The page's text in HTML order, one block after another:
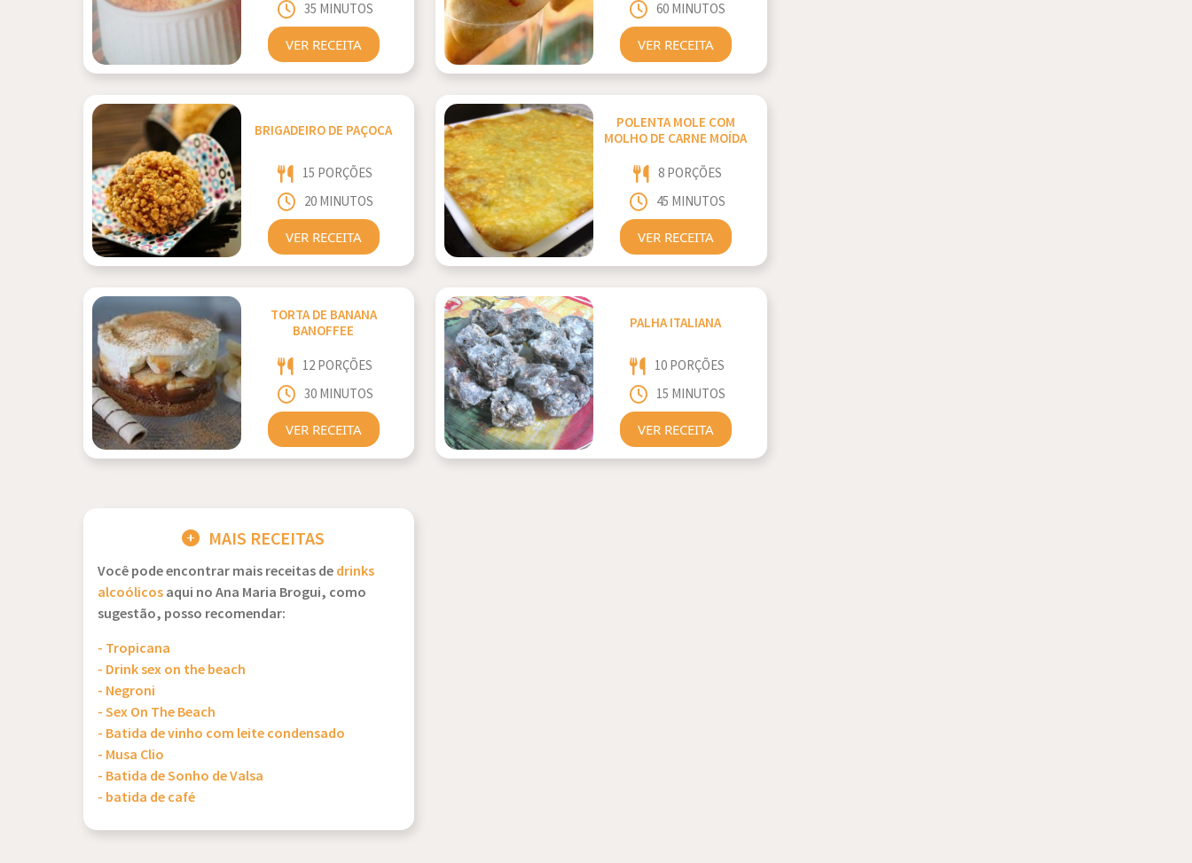
35 MINUTOS
VER RECEITA
60 MINUTOS
VER RECEITA
BRIGADEIRO DE PAÇOCA
15 PORÇÕES
20 MINUTOS
VER RECEITA
POLENTA MOLE COM
MOLHO DE CARNE MOÍDA
8 PORÇÕES
45 MINUTOS
VER RECEITA
TORTA DE BANANA
BANOFFEE
12 PORÇÕES
30 MINUTOS
VER RECEITA
PALHA ITALIANA
10 PORÇÕES
15 MINUTOS
VER RECEITA
MAIS RECEITAS
Você pode encontrar mais receitas dedrinks
alcoólicosaqui no Ana Maria Brogui, como
sugestão, posso recomendar:
- Tropicana
- Drink sex on the beach
- Negroni
- Sex On The Beach
- Batida de vinho com leite condensado
- Musa Clio
- Batida de Sonho de Valsa
- batida de café